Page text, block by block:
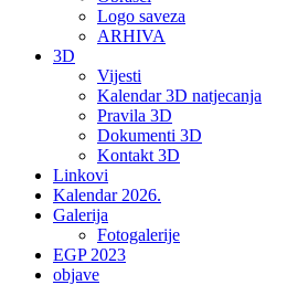
Logo saveza
ARHIVA
3D
Vijesti
Kalendar 3D natjecanja
Pravila 3D
Dokumenti 3D
Kontakt 3D
Linkovi
Kalendar 2026.
Galerija
Fotogalerije
EGP 2023
objave